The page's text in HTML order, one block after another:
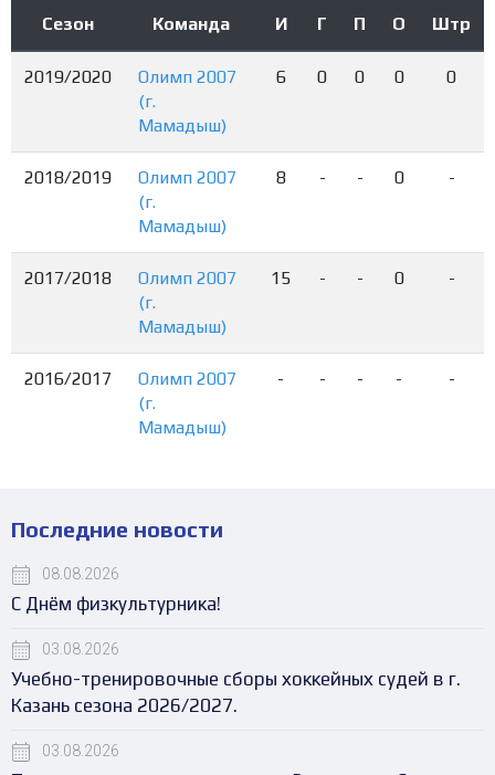
Сезон Команда И Г П О Штр
2019/2020
Олимп 2007
(г.
Мамадыш)
6 0 0 0 0
2018/2019
Олимп 2007
(г.
Мамадыш)
8 - - 0 -
2017/2018
Олимп 2007
(г.
Мамадыш)
15 - - 0 -
2016/2017
Олимп 2007
(г.
Мамадыш)
- - - - -
Последние новости
08.08.2026
С Днём физкультурника!
03.08.2026
Учебно-тренировочные сборы хоккейных судей в г.
Казань сезона 2026/2027.
03.08.2026